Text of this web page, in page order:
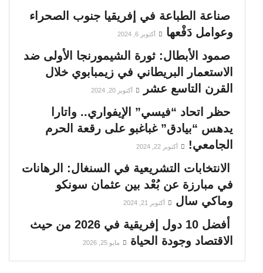
صناعة الطباعة في إفريقيا جنوب الصحراء
وعوامل دَفْعها
أكتوبر 6, 2024
صمود الأبطال: ثورة الشيمورنجا الأولى ضد
الاستعمار البريطاني في زيمبابوي خلال
القرن التاسع عشر
أكتوبر 20, 2024
حظر اتحاد “فيسي” الإيفواري.. واتارا
يدهس “بيادق” غباغبو على رقعة الحرم
الجامعي!
أكتوبر 22, 2024
الانتخابات التشريعية في السنغال: الرهانات
في مبارزة عن بُعْد بين عثمان سونكو
وماكي سال
أكتوبر 21, 2024
أفضل 10 دول إفريقية في 2026 من حيث
الاقتصاد وجودة الحياة
مايو 25, 2026